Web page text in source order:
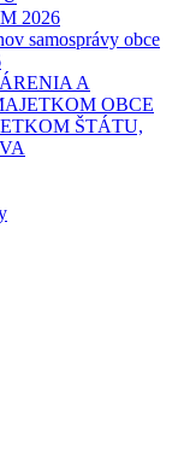
2026
samosprávy obce
A
OBCE
ŠTÁTU,